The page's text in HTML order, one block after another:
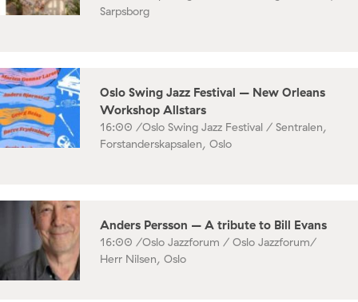
Sarpsborg
Oslo Swing Jazz Festival – New Orleans
Workshop Allstars
16:00 /Oslo Swing Jazz Festival / Sentralen,
Forstanderskapsalen, Oslo
Anders Persson – A tribute to Bill Evans
16:00 /Oslo Jazzforum / Oslo Jazzforum/
Herr Nilsen, Oslo